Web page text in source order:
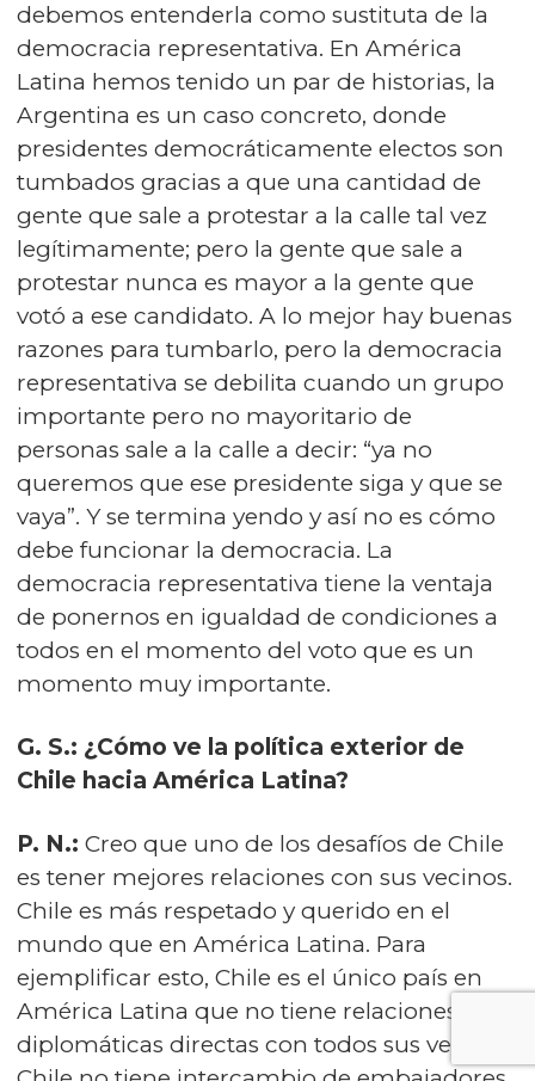
debemos entenderla como sustituta de la
democracia representativa. En América
Latina hemos tenido un par de historias, la
Argentina es un caso concreto, donde
presidentes democráticamente electos son
tumbados gracias a que una cantidad de
gente que sale a protestar a la calle tal vez
legítimamente; pero la gente que sale a
protestar nunca es mayor a la gente que
votó a ese candidato. A lo mejor hay buenas
razones para tumbarlo, pero la democracia
representativa se debilita cuando un grupo
importante pero no mayoritario de
personas sale a la calle a decir: “ya no
queremos que ese presidente siga y que se
vaya”. Y se termina yendo y así no es cómo
debe funcionar la democracia. La
democracia representativa tiene la ventaja
de ponernos en igualdad de condiciones a
todos en el momento del voto que es un
momento muy importante.
G. S.: ¿Cómo ve la política exterior de
Chile hacia América Latina?
P. N.: Creo que uno de los desafíos de Chile
es tener mejores relaciones con sus vecinos.
Chile es más respetado y querido en el
mundo que en América Latina. Para
ejemplificar esto, Chile es el único país en
América Latina que no tiene relaciones
diplomáticas directas con todos sus vecinos.